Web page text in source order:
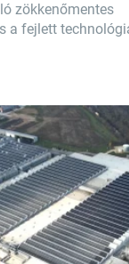
zökkenőmentes
a fejlett